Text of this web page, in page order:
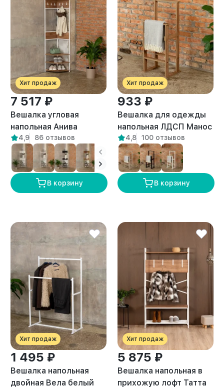
Хит продаж
7 517 ₽
Вешалка угловая
напольная Анива
белый/амаретто
4,9 86 отзывов
В корзину
Хит продаж
933 ₽
Вешалка для одежды
напольная ЛДСП Манос
амаретто
4,8 100 отзывов
В корзину
Хит продаж
1 495 ₽
Вешалка напольная
двойная Вела белый
Хит продаж
5 875 ₽
Вешалка напольная в
прихожую лофт Татта